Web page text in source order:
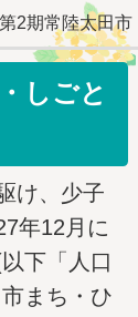
第2期常陸太田
しごと
け、少子
年12月に
下「人口
まち・ひ